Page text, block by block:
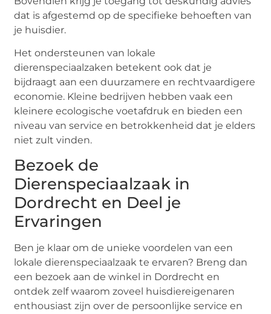
dat is afgestemd op de specifieke behoeften van
je huisdier.
Het ondersteunen van lokale
dierenspeciaalzaken betekent ook dat je
bijdraagt aan een duurzamere en rechtvaardigere
economie. Kleine bedrijven hebben vaak een
kleinere ecologische voetafdruk en bieden een
niveau van service en betrokkenheid dat je elders
niet zult vinden.
Bezoek de
Dierenspeciaalzaak in
Dordrecht en Deel je
Ervaringen
Ben je klaar om de unieke voordelen van een
lokale dierenspeciaalzaak te ervaren? Breng dan
een bezoek aan de winkel in Dordrecht en
ontdek zelf waarom zoveel huisdiereigenaren
enthousiast zijn over de persoonlijke service en